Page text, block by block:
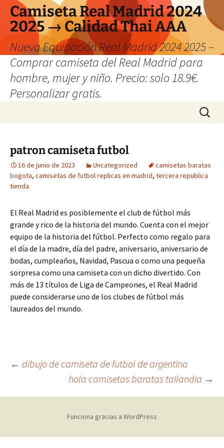
Camiseta Real Madrid 2024
2025 → Calidad Thai AAA
Nueva Equipación Real Madrid 2024 2025 –
Comprar camiseta del Real Madrid para
hombre, mujer y niño. Precio: solo 18.9€.
Personalizar gratis.
Buscar:
patron camiseta futbol
16 de junio de 2023 Uncategorized
camisetas baratas
bogota, camisetas de futbol replicas en madrid, tercera republica
tienda
El Real Madrid es posiblemente el club de fútbol más
grande y rico de la historia del mundo. Cuenta con el mejor
equipo de la historia del fútbol. Perfecto como regalo para
el día de la madre, día del padre, aniversario, aniversario de
bodas, cumpleaños, Navidad, Pascua o como una pequeña
sorpresa como una camiseta con un dicho divertido. Con
más de 13 títulos de Liga de Campeones, el Real Madrid
puede considerarse uno de los clubes de fútbol más
laureados del mundo.
Navegación
de
entradas
← dibujo de camiseta de futbol de argentina
hola camisetas baratas tailandia →
Funciona gracias a WordPress